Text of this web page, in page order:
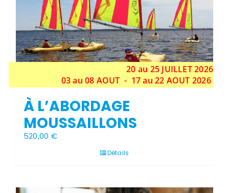
20 au 25 JUILLET 2026
03 au 08 AOUT - 17 au 22 AOUT 2026
À L’ABORDAGE
MOUSSAILLONS
520,00 €
Détails